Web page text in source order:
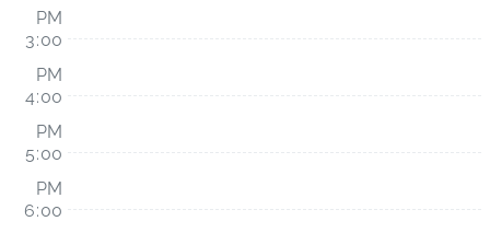
PM
3:00
PM
4:00
PM
5:00
PM
6:00